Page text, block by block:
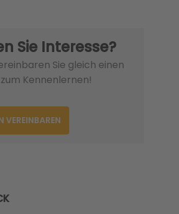
Sie Interesse?
Sie gleich einen
Kennenlernen!
VEREINBAREN